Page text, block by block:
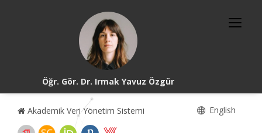
Öğr. Gör. Dr. Irmak Yavuz Özgür
Akademik Veri Yönetim Sistemi English